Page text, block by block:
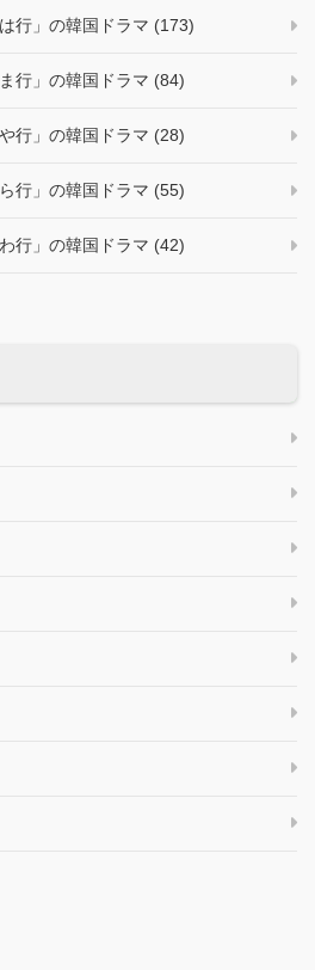
行」の韓国ドラマ (173)
行」の韓国ドラマ (84)
行」の韓国ドラマ (28)
行」の韓国ドラマ (55)
行」の韓国ドラマ (42)